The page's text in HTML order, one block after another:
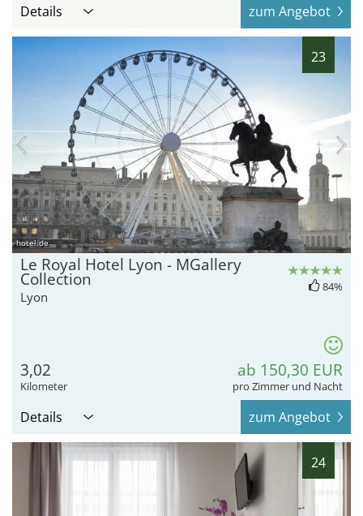
Details zum Angebot
23
hotel.de
Le Royal Hotel Lyon - MGallery
Collection
Lyon
84%
3,02
Kilometer
ab 150,30 EUR
pro Zimmer und Nacht
Details zum Angebot
24